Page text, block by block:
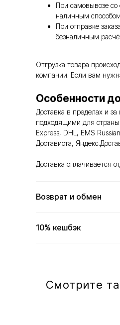
При самовывозе
наличным способом.
При отправке
безналичным
Отгрузка товара
компании. Если вам
Особенности
Доставка в пределах и
подходящими для
Express, DHL, EMS
Достависта,
Доставка оплачивается
Возврат и обмен
10% кешбэк
Смотрите